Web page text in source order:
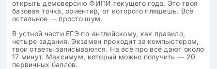
открыть демоверсию ФИПИ текущего года. Это твоя
базовая точка, ориентир, от которого пляшешь. Всё
остальное — просто шум.
В устной части ЕГЭ по-английскому, как правило,
четыре задания. Экзамен проходит за компьютером,
твои ответы записываются. На всё про всё дают около
17 минут. Максимум, который можно получить — 20
первичных баллов.